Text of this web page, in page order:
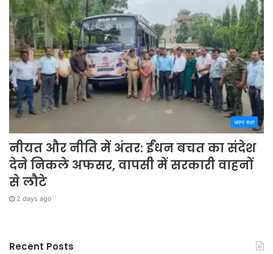
अपना शहर
नीयत और नीति में अंतर: ईंधन बचत का संदेश
देने निकले अफसर, वापसी में सरकारी वाहनों
से लौटे
2 days ago
Recent Posts